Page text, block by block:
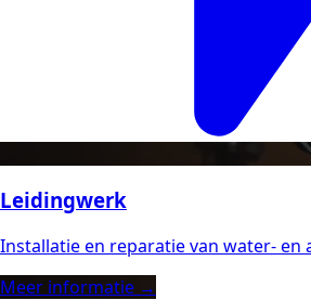
Leidingwerk
Installatie en reparatie van water- en
Meer informatie →